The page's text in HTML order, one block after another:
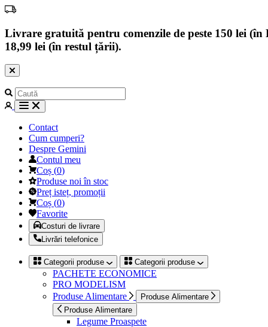
Livrare gratuită pentru comenzile de peste 150 lei
18,99 lei (în restul țării).
Contact
Cum cumperi?
Despre Gemini
Contul meu
Coș (0)
Produse noi în stoc
Preț isteț, promoții
Coș (0)
Favorite
Costuri de livrare
Livrări telefonice
Categorii produse Categorii produse
PACHETE ECONOMICE
PRO MODELISM
Produse Alimentare
Produse Alimentare
Produse Alimentare
Legume Proaspete